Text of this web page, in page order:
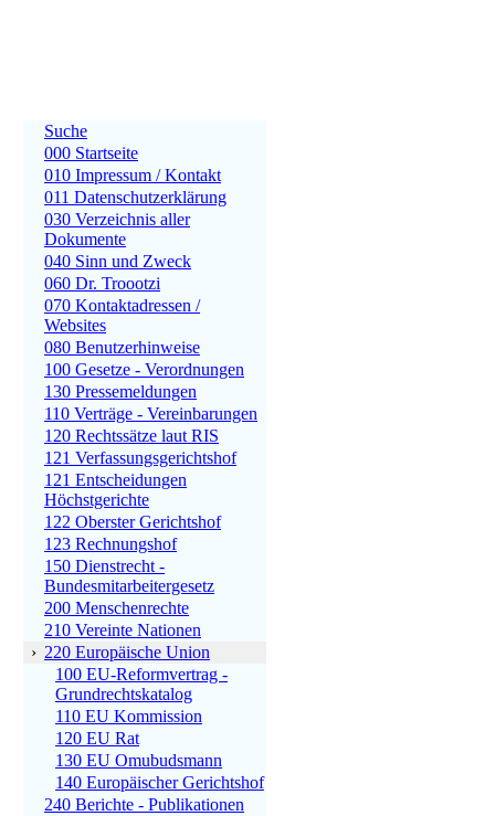
Suche
000 Startseite
010 Impressum / Kontakt
011 Datenschutzerklärung
030 Verzeichnis aller
Dokumente
040 Sinn und Zweck
060 Dr. Troootzi
070 Kontaktadressen /
Websites
080 Benutzerhinweise
100 Gesetze - Verordnungen
130 Pressemeldungen
110 Verträge - Vereinbarungen
120 Rechtssätze laut RIS
121 Verfassungsgerichtshof
121 Entscheidungen
Höchstgerichte
122 Oberster Gerichtshof
123 Rechnungshof
150 Dienstrecht -
Bundesmitarbeitergesetz
200 Menschenrechte
210 Vereinte Nationen
› 220 Europäische Union
100 EU-Reformvertrag -
Grundrechtskatalog
110 EU Kommission
120 EU Rat
130 EU Omubudsmann
140 Europäischer Gerichtshof
240 Berichte - Publikationen